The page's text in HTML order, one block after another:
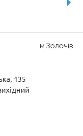
м.Золочів
135